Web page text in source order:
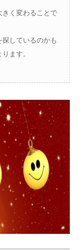
く変わることで
しているのかも
ます。